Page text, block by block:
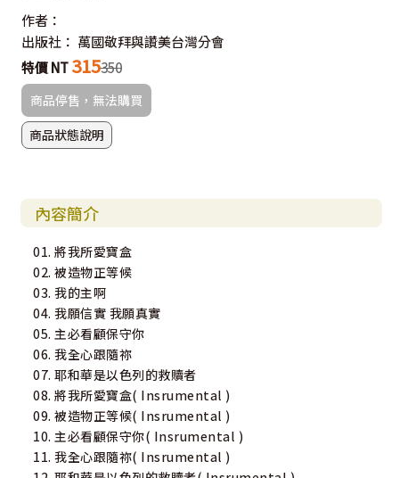
作者：
出版社： 萬國敬拜與讚美台灣分會
特價 NT 315350
商品停售，無法購買
商品狀態說明
內容簡介
01. 將我所愛寶盒
02. 被造物正等候
03. 我的主啊
04. 我願信實 我願真實
05. 主必看顧保守你
06. 我全心跟隨祢
07. 耶和華是以色列的救贖者
08. 將我所愛寶盒( Insrumental )
09. 被造物正等候( Insrumental )
10. 主必看顧保守你( Insrumental )
11. 我全心跟隨祢( Insrumental )